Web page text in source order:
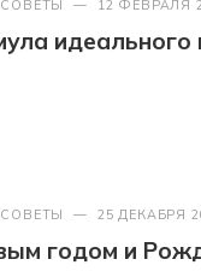
— 12 ФЕВРАЛЯ
идеального
— 25 ДЕКАБРЯ
годом и